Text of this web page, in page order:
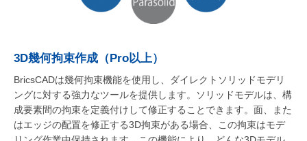
3D幾何拘束作成（Pro以上）
BricsCADは幾何拘束機能を使用し、ダイレクトソリッドモデリ
ングに対する強力なツールを提供します。ソリッドモデルは、構
成要素間の拘束を定義付けして修正することできます。面、また
はエッジの配置を修正する3D拘束がある場合、この拘束はモデ